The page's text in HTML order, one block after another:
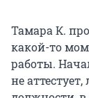
Тамара К.
какой-то
работы.
не